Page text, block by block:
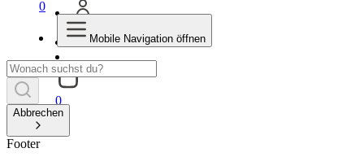
0
0
Mobile Navigation öffnen
Abbrechen
Footer